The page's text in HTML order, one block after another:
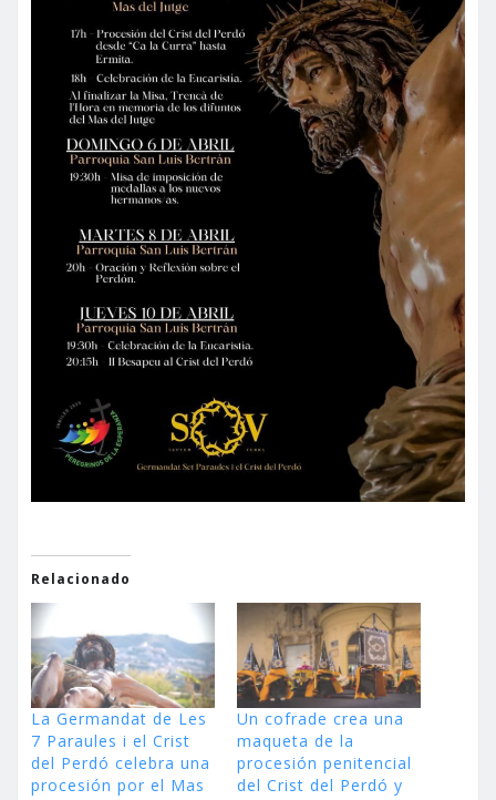
Relacionado
La Germandat de Les
7 Paraules i el Crist
del Perdó celebra una
procesión por el Mas
Un cofrade crea una
maqueta de la
procesión penitencial
del Crist del Perdó y